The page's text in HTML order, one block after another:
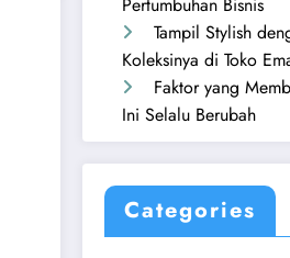
Tampil Stylish
Koleksinya di Toko
Faktor yang
Ini Selalu Berubah
Categories